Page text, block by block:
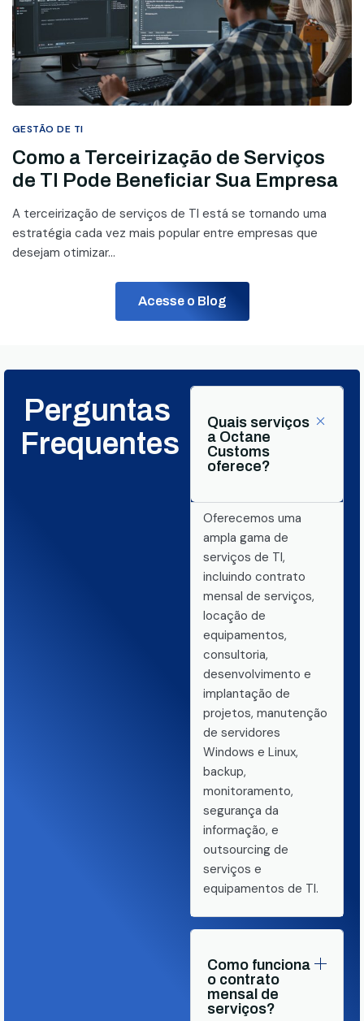
GESTÃO DE TI
Como a Terceirização de Serviços
de TI Pode Beneficiar Sua Empresa
A terceirização de serviços de TI está se tornando uma
estratégia cada vez mais popular entre empresas que
desejam otimizar...
Acesse o Blog
Perguntas
Frequentes
Quais serviços
a Octane
Customs
oferece?
Oferecemos uma
ampla gama de
serviços de TI,
incluindo contrato
mensal de serviços,
locação de
equipamentos,
consultoria,
desenvolvimento e
implantação de
projetos, manutenção
de servidores
Windows e Linux,
backup,
monitoramento,
segurança da
informação, e
outsourcing de
serviços e
equipamentos de TI.
Como funciona
o contrato
mensal de
serviços?